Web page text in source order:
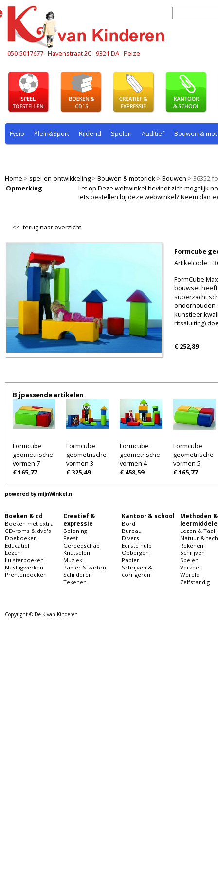
050-5017677 Havenstraat 2C 9321 DA Peize
Fysio Plein&Sport Rijdend Spelen Auditief Bouwen &
Home > spel-en-ontwikkeling > Bouwen & motoriek > Bouwen > 36352
Opmerking
Let op Deze webwinkel bevindt zich mogelijk
iets bestellen bij deze webwinkel? Neem dan
<< terug naar overzicht
Formcube
Artikelcode:
FormCube
bouwset heeft
superzacht
onderhouden
kunstleer
ritssluiting)
€ 252,89
Bijpassende artikelen
Formcube
geometrische
vormen 7
€ 165,77
Formcube
geometrische
vormen 3
€ 325,49
Formcube
geometrische
vormen 4
€ 458,59
Formcube
geometrische
vormen 5
€ 165,77
powered by mijnWinkel.nl
Boeken & cd
Boeken met extra
CD-roms & dvd's
Doeboeken
Educatief
Lezen
Luisterboeken
Naslagwerken
Prentenboeken
Creatief &
expressie
Beloning
Feest
Gereedschap
Knutselen
Muziek
Papier & karton
Schilderen
Tekenen
Kantoor & school
Bord
Bureau
Divers
Eerste hulp
Opbergen
Papier
Schrijven &
corrigeren
Methoden &
Lezen & Taal
Natuur &
Rekenen
Schrijven
Spelen
Verkeer
Wereld
Zelfstandig
Copyright © De K van Kinderen